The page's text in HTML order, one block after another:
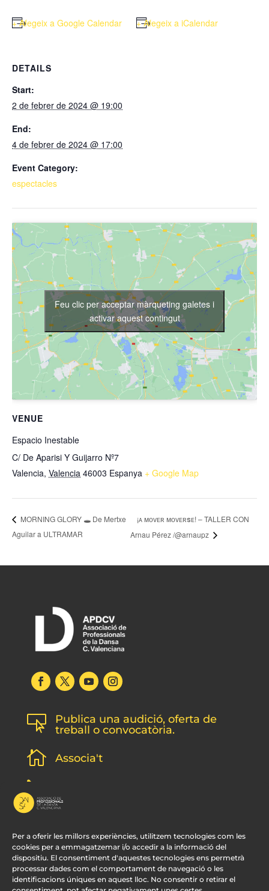
Per a oferir les millors experiències, utilitzem tecnologies com les
cookies per a emmagatzemar i/o accedir a la informació del
dispositiu. El consentiment d'aquestes tecnologies ens permetrà
processar dades com el comportament de navegació o les
identificacions úniques en aquest lloc. No consentir o retirar el
+ Afegeix a Google Calendar + Afegeix a iCalendar
DETAILS
Start:
2 de febrer de 2024 @ 19:00
End:
4 de febrer de 2024 @ 17:00
Event Category:
espectacles
VENUE
Espacio Inestable
C/ De Aparisi Y Guijarro Nº7
Valencia, Valencia 46003 Espanya + Google Map
Feu clic per acceptar màrqueting galetes i
activar aquest contingut
MORNING GLORY 🕳️ De Mertxe
Aguilar a ULTRAMAR
¡ᴀ ᴍᴏᴠᴇʀ ᴍᴏᴠᴇʀꜱᴇ! – TALLER CON
Arnau Pérez /@arnaupz

Publica una audició, oferta de
treball o convocatòria.
 Associa't
l